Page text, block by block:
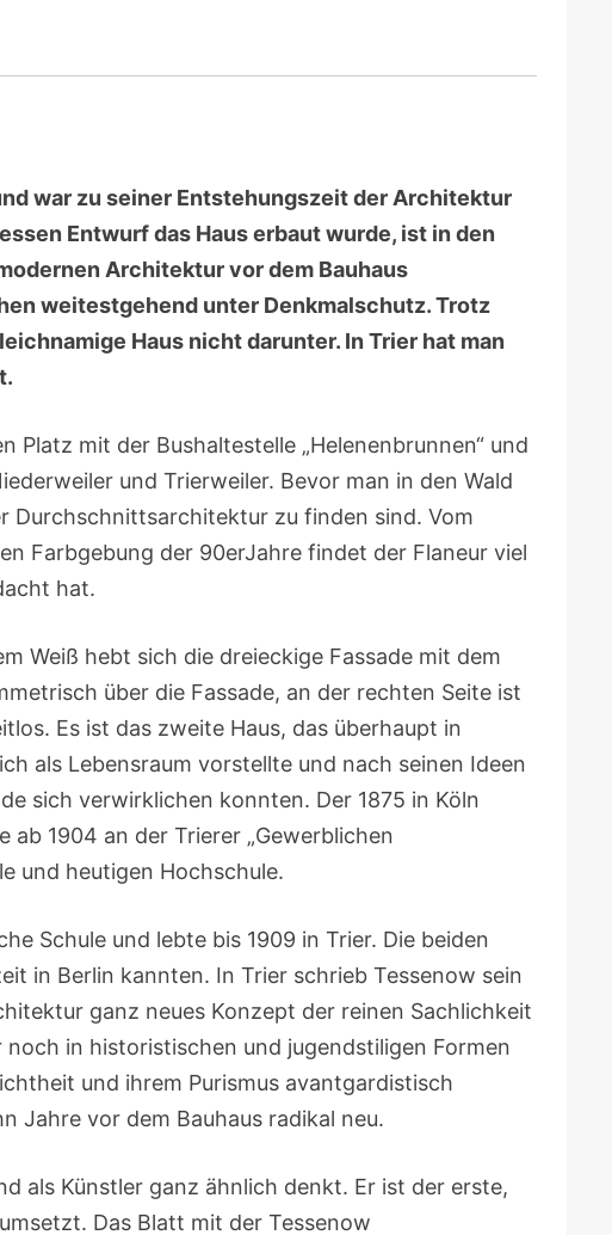
die
regeln.
war zu seiner Entstehungszeit der Architektur
Entwurf das Haus erbaut wurde, ist in den
Architektur vor dem Bauhaus
weitestgehend unter Denkmalschutz. Trotz
Haus nicht darunter. In Trier hat man
Platz mit der Bushaltestelle „Helenenbrunnen“ und
und Trierweiler. Bevor man in den Wald
Durchschnittsarchitektur zu finden sind. Vom
Farbgebung der 90erJahre findet der Flaneur viel
hat.
Weiß hebt sich die dreieckige Fassade mit dem
über die Fassade, an der rechten Seite ist
Es ist das zweite Haus, das überhaupt in
als Lebensraum vorstellte und nach seinen Ideen
sich verwirklichen konnten. Der 1875 in Köln
1904 an der Trierer „Gewerblichen
und heutigen Hochschule.
Schule und lebte bis 1909 in Trier. Die beiden
in Berlin kannten. In Trier schrieb Tessenow sein
ganz neues Konzept der reinen Sachlichkeit
in historistischen und jugendstiligen Formen
und ihrem Purismus avantgardistisch
Jahre vor dem Bauhaus radikal neu.
als Künstler ganz ähnlich denkt. Er ist der erste,
Das Blatt mit der Tessenow